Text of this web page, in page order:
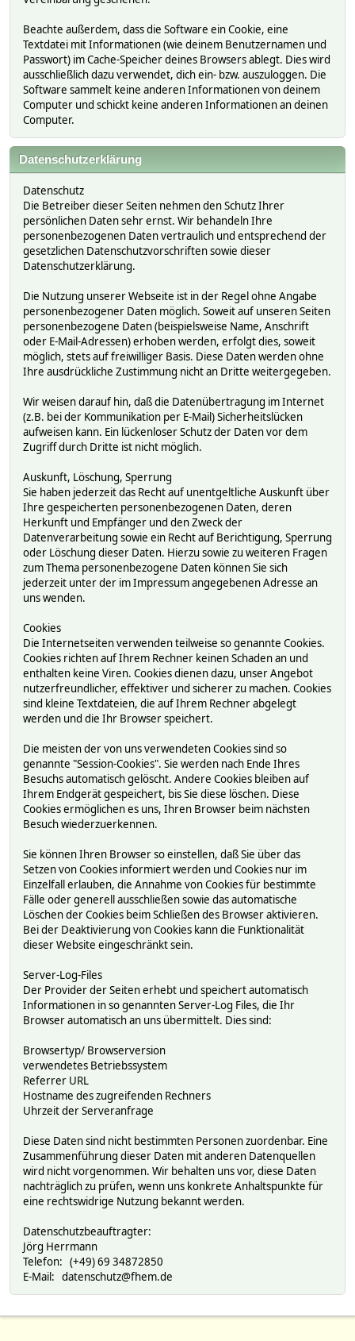
Beachte außerdem, dass die Software ein Cookie, eine
Textdatei mit Informationen (wie deinem Benutzernamen und
Passwort) im Cache-Speicher deines Browsers ablegt. Dies wird
ausschließlich dazu verwendet, dich ein- bzw. auszuloggen. Die
Software sammelt keine anderen Informationen von deinem
Computer und schickt keine anderen Informationen an deinen
Computer.
Datenschutzerklärung
Datenschutz
Die Betreiber dieser Seiten nehmen den Schutz Ihrer
persönlichen Daten sehr ernst. Wir behandeln Ihre
personenbezogenen Daten vertraulich und entsprechend der
gesetzlichen Datenschutzvorschriften sowie dieser
Datenschutzerklärung.
Die Nutzung unserer Webseite ist in der Regel ohne Angabe
personenbezogener Daten möglich. Soweit auf unseren Seiten
personenbezogene Daten (beispielsweise Name, Anschrift
oder E-Mail-Adressen) erhoben werden, erfolgt dies, soweit
möglich, stets auf freiwilliger Basis. Diese Daten werden ohne
Ihre ausdrückliche Zustimmung nicht an Dritte weitergegeben.
Wir weisen darauf hin, daß die Datenübertragung im Internet
(z.B. bei der Kommunikation per E-Mail) Sicherheitslücken
aufweisen kann. Ein lückenloser Schutz der Daten vor dem
Zugriff durch Dritte ist nicht möglich.
Auskunft, Löschung, Sperrung
Sie haben jederzeit das Recht auf unentgeltliche Auskunft über
Ihre gespeicherten personenbezogenen Daten, deren
Herkunft und Empfänger und den Zweck der
Datenverarbeitung sowie ein Recht auf Berichtigung, Sperrung
oder Löschung dieser Daten. Hierzu sowie zu weiteren Fragen
zum Thema personenbezogene Daten können Sie sich
jederzeit unter der im Impressum angegebenen Adresse an
uns wenden.
Cookies
Die Internetseiten verwenden teilweise so genannte Cookies.
Cookies richten auf Ihrem Rechner keinen Schaden an und
enthalten keine Viren. Cookies dienen dazu, unser Angebot
nutzerfreundlicher, effektiver und sicherer zu machen. Cookies
sind kleine Textdateien, die auf Ihrem Rechner abgelegt
werden und die Ihr Browser speichert.
Die meisten der von uns verwendeten Cookies sind so
genannte "Session-Cookies". Sie werden nach Ende Ihres
Besuchs automatisch gelöscht. Andere Cookies bleiben auf
Ihrem Endgerät gespeichert, bis Sie diese löschen. Diese
Cookies ermöglichen es uns, Ihren Browser beim nächsten
Besuch wiederzuerkennen.
Sie können Ihren Browser so einstellen, daß Sie über das
Setzen von Cookies informiert werden und Cookies nur im
Einzelfall erlauben, die Annahme von Cookies für bestimmte
Fälle oder generell ausschließen sowie das automatische
Löschen der Cookies beim Schließen des Browser aktivieren.
Bei der Deaktivierung von Cookies kann die Funktionalität
dieser Website eingeschränkt sein.
Server-Log-Files
Der Provider der Seiten erhebt und speichert automatisch
Informationen in so genannten Server-Log Files, die Ihr
Browser automatisch an uns übermittelt. Dies sind:
Browsertyp/ Browserversion
verwendetes Betriebssystem
Referrer URL
Hostname des zugreifenden Rechners
Uhrzeit der Serveranfrage
Diese Daten sind nicht bestimmten Personen zuordenbar. Eine
Zusammenführung dieser Daten mit anderen Datenquellen
wird nicht vorgenommen. Wir behalten uns vor, diese Daten
nachträglich zu prüfen, wenn uns konkrete Anhaltspunkte für
eine rechtswidrige Nutzung bekannt werden.
Datenschutzbeauftragter:
Jörg Herrmann
Telefon: (+49) 69 34872850
E-Mail: datenschutz@fhem.de